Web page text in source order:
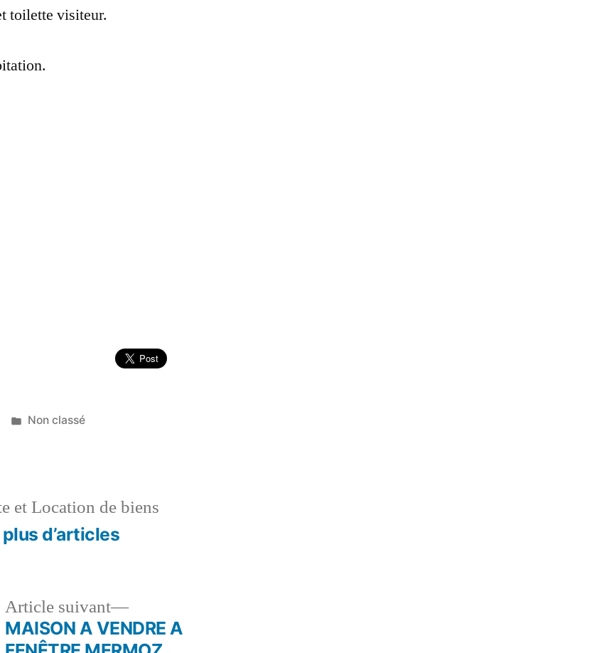
toilette visiteur.
Publié
Non classé
et Location de biens
d’articles
:
Article suivant
Article
suivant :
MAISON A VENDRE A